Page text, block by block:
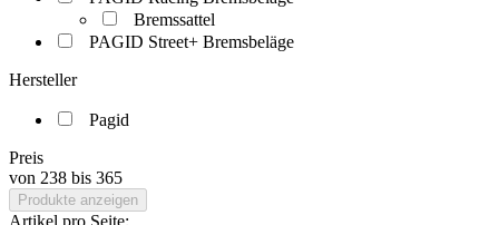
Bremssattel
PAGID Street+ Bremsbeläge
Hersteller
Pagid
Preis
von 238 bis 365
Produkte anzeigen
Artikel pro Seite: